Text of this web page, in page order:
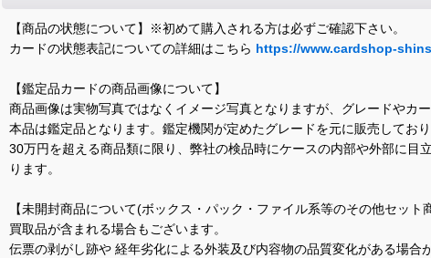
【商品の状態について】※初めて購入される方は必ずご確認下さい。
カードの状態表記についての詳細はこちら https://www.cardshop-
【鑑定品カードの商品画像について】
商品画像は実物写真ではなくイメージ写真となりますが、グレードやカ
本品は鑑定品となります。鑑定機関が定めたグレードを元に販売してお
30万円を超える商品類に限り、弊社の検品時にケースの内部や外部に
ります。
【未開封商品について(ボックス・パック・ファイル系等のその他セット
買取品が含まれる場合もございます。
伝票の剥がし跡や 経年劣化による外装及び内容物の品質変化がある場合